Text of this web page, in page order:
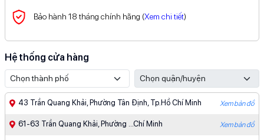
Bảo hành 18 tháng chính hãng (Xem chi tiết)
Hệ thống cửa hàng
43 Trần Quang Khải, Phường Tân Định, Tp.Hồ Chí Minh Xem bản đồ
61-63 Trần Quang Khải, Phường ...Chí Minh Xem bản đồ